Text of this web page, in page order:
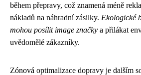
během přepravy, což znamená méně
nákladů na náhradní zásilky. Ekologické
mohou posílit image značky a přilákat
uvědomělé zákazníky.
Zónová optimalizace dopravy je dalším